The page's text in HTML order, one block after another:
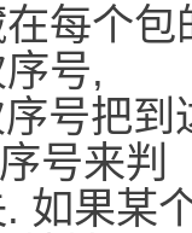
每个
号,
号把
号来判
如果某